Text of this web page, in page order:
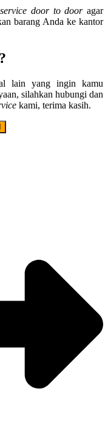
service door to dooragar
barang Anda ke kantor
lain yang ingin kamu
silahkan hubungi dan
kami, terima kasih.